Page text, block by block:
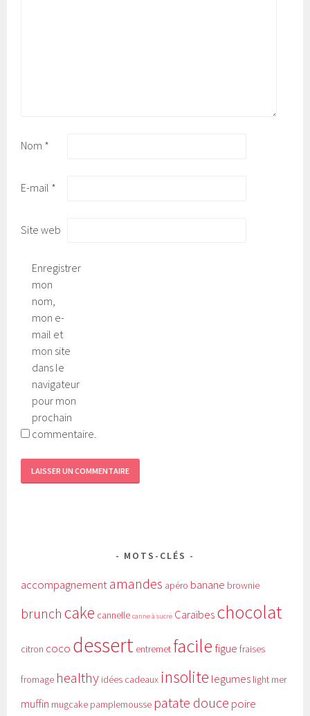
Nom *
E-mail *
Site web
Enregistrer
mon
nom,
mon e-
mail et
mon site
dans le
navigateur
pour mon
prochain
commentaire.
MOTS-CLÉS
accompagnementamandes apéro banane brownie
brunch cake cannelle canne à sucre Caraïbeschocolat
citron coco dessert entremet facile figue fraises
fromage healthy idées cadeaux insolite legumes light mer
muffin mugcake pamplemousse patate douce poire